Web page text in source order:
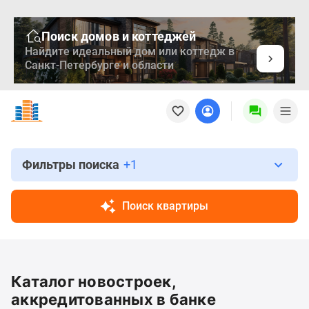
Поиск домов и коттеджей
Найдите идеальный дом или коттедж в
Санкт-Петербурге и области
Новостройки
Квартиры
Медиа
проекте
Контакты
Дзен
Продавцы
Фильтры поиска +1
Поиск квартиры
Каталог новостроек,
аккредитованных в банке